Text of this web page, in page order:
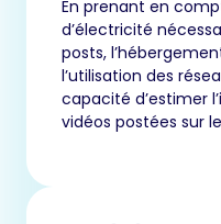
En prenant en
d’électricité
posts,
l’utilisation des
capacité d’estimer
vidéos postées sur